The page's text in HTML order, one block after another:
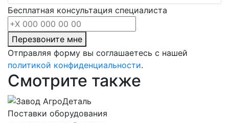
Бесплатная консультация специалиста
Перезвоните мне
Отправляя форму вы соглашаетесь с нашей
политикой конфиденциальности.
Смотрите также
Поставки оборудования